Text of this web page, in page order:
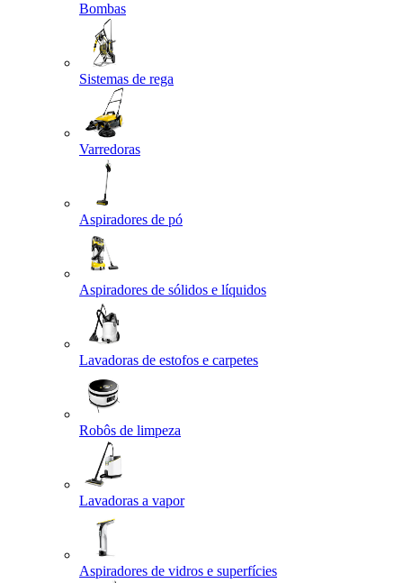
Bombas
Sistemas de rega
Varredoras
Aspiradores de pó
Aspiradores de sólidos e líquidos
Lavadoras de estofos e carpetes
Robôs de limpeza
Lavadoras a vapor
Aspiradores de vidros e superfícies